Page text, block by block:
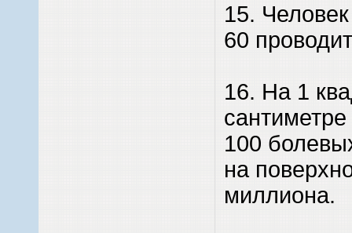
15.
60
16. На 1
100
на
миллиона.